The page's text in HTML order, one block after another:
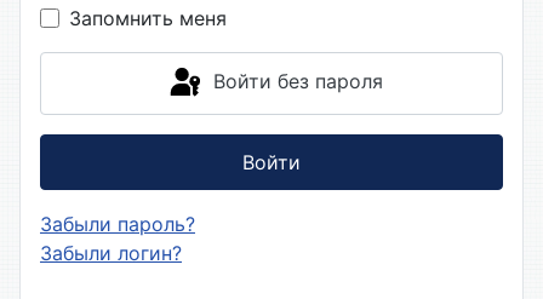
Запомнить меня
Войти без пароля
Войти
Забыли пароль?
Забыли логин?